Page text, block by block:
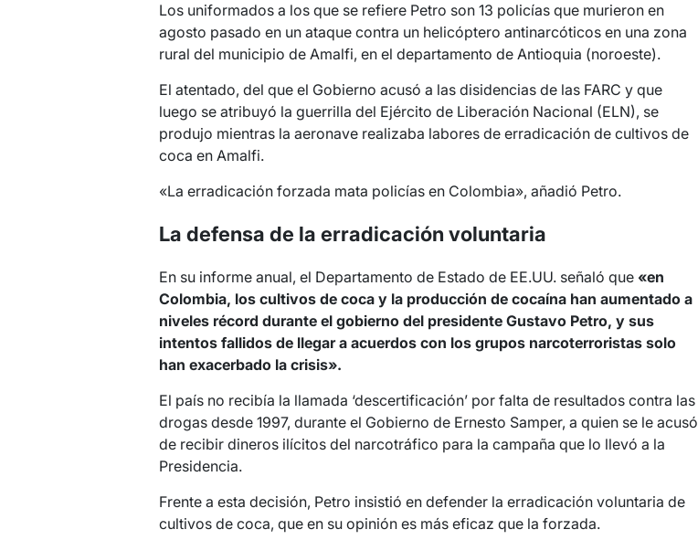
Los uniformados a los que se refiere Petro son 13 policías que murieron en
agosto pasado en un ataque contra un helicóptero antinarcóticos en una zona
rural del municipio de Amalfi, en el departamento de Antioquia (noroeste).
El atentado, del que el Gobierno acusó a las disidencias de las FARC y que
luego se atribuyó la guerrilla del Ejército de Liberación Nacional (ELN), se
produjo mientras la aeronave realizaba labores de erradicación de cultivos de
coca en Amalfi.
«La erradicación forzada mata policías en Colombia», añadió Petro.
La defensa de la erradicación voluntaria
En su informe anual, el Departamento de Estado de EE.UU. señaló que «en
Colombia, los cultivos de coca y la producción de cocaína han aumentado a
niveles récord durante el gobierno del presidente Gustavo Petro, y sus
intentos fallidos de llegar a acuerdos con los grupos narcoterroristas solo
han exacerbado la crisis».
El país no recibía la llamada ‘descertificación’ por falta de resultados contra las
drogas desde 1997, durante el Gobierno de Ernesto Samper, a quien se le acusó
de recibir dineros ilícitos del narcotráfico para la campaña que lo llevó a la
Presidencia.
Frente a esta decisión, Petro insistió en defender la erradicación voluntaria de
cultivos de coca, que en su opinión es más eficaz que la forzada.